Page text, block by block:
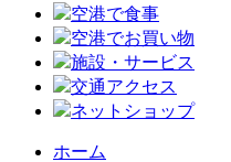
空港で食事
空港でお買い物
施設・サービス
交通アクセス
ネットショップ
ホーム